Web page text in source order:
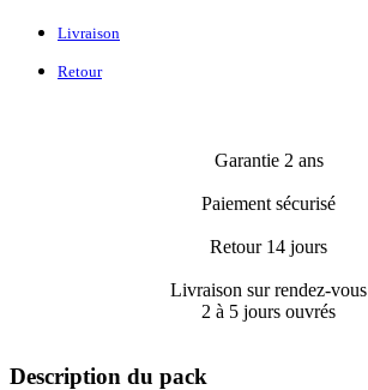
Livraison
Retour
Garantie 2 ans
Paiement sécurisé
Retour 14 jours
Livraison sur rendez-vous
2 à 5 jours ouvrés
Description du pack